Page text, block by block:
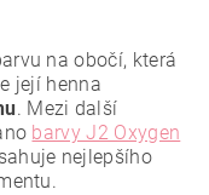
na obočí, která
její henna
. Mezi další
barvy J2 Oxygen
nejlepšího